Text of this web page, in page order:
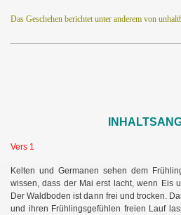
Das Geschehen berichtet unter anderem von
Vers 1
Kelten und Germanen sehen dem
wissen, dass der Mai erst lacht, wenn Eis
Der Waldboden ist dann frei und trocken.
und ihren Frühlingsgefühlen freien Lauf